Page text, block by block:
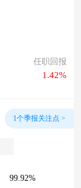
任职回报
1.42%
1个季报关注点 >
99.92%